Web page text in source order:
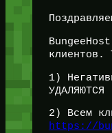
клиентов.
1)
УДАЛЯЮТСЯ
2) Всем
https://